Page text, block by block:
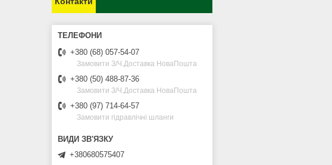
+380 (68) 057-54-07
Замовити З/Ч.Доставка НоваПошта
+380 (50) 488-87-36
Замовити З/Ч.Доставка НоваПошта
+380 (97) 714-64-57
Замовити гідравлічні шланги
+380680575407